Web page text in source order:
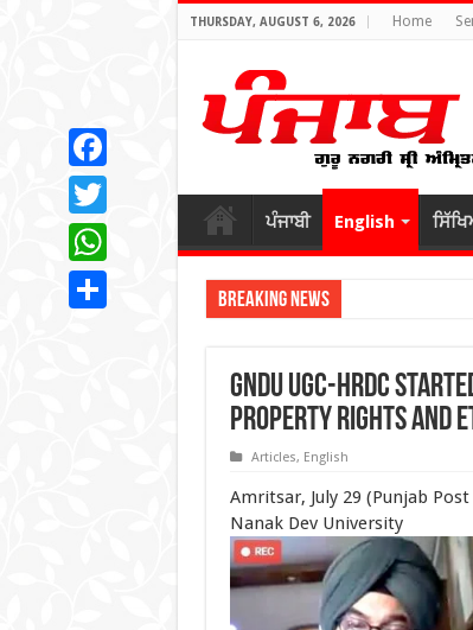
THURSDAY, AUGUST 6, 2026 Home
ਪੰਜਾਬੀ English
Breaking News
GNDU UGC-HRDC
Property Rights and
Articles, English
Amritsar, July 29 (Punjab
Nanak Dev University
Facebook
Twitter
WhatsApp